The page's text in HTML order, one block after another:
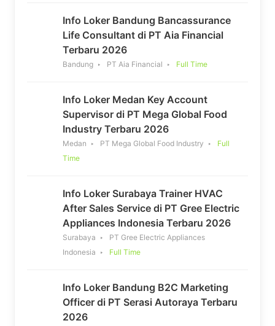
Info Loker Bandung Bancassurance
Life Consultant di PT Aia Financial
Terbaru 2026
Bandung PT Aia Financial Full Time
Info Loker Medan Key Account
Supervisor di PT Mega Global Food
Industry Terbaru 2026
Medan PT Mega Global Food Industry
Full
Time
Info Loker Surabaya Trainer HVAC
After Sales Service di PT Gree Electric
Appliances Indonesia Terbaru 2026
Surabaya
PT Gree Electric Appliances
Indonesia
Full Time
Info Loker Bandung B2C Marketing
Officer di PT Serasi Autoraya Terbaru
2026